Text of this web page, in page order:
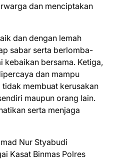
dan menciptakan
dan dengan lemah
sabar serta berlomba-
kebaikan bersama. Ketiga,
dan mampu
tidak membuat kerusakan
maupun orang lain.
serta menjaga
Nur Styabudi
Kasat Binmas Polres